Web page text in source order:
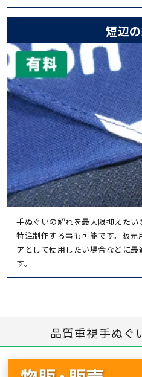
短辺
手ぬぐいの解れを最大限抑えた
特注制作する事も可能です。販
アとして使用したい場合などに
す。
品質重視手ぬぐ